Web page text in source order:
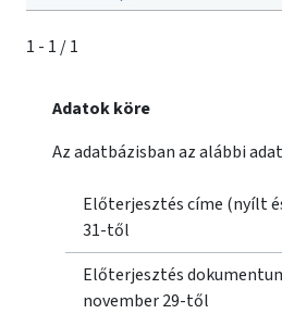
1 - 1 / 1
Adatok köre
Az adatbázisban az alábbi
Előterjesztés címe (nyílt
31-től
Előterjesztés
november 29-től